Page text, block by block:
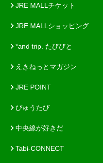
JRE MALLチケット
JRE MALLショッピング
*and trip. たびびと
えきねっとマガジン
JRE POINT
びゅうたび
中央線が好きだ
Tabi-CONNECT